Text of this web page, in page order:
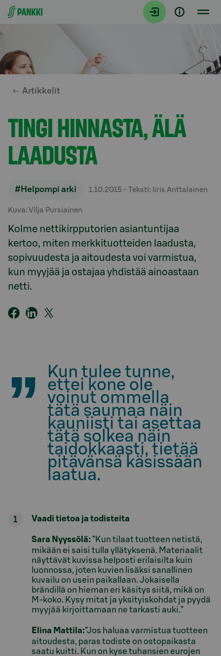
Siirry suoraan sisältöön
Artikkelit
TINGI HINNASTA, ÄLÄ
LAADUSTA
#Helpompi arki 1.10.2015 - Teksti: Iiris Anttalainen
Kuva: Vilja Pursiainen
Kolme nettikirpputorien asiantuntijaa
kertoo, miten merkkituotteiden laadusta,
sopivuudesta ja aitoudesta voi varmistua,
kun myyjää ja ostajaa yhdistää ainoastaan
netti.
Kun tulee tunne,
ettei kone ole
voinut ommella
tätä saumaa näin
kauniisti tai asettaa
tätä solkea näin
taidokkaasti, tietää
pitävänsä käsissään
laatua.
Vaadi tietoa ja todisteita
Sara Nyyssölä: ”Kun tilaat tuotteen netistä,
mikään ei saisi tulla yllätyksenä. Materiaalit
näyttävät kuvissa helposti erilaisilta kuin
luonnossa, joten kuvien lisäksi sanallinen
kuvailu on usein paikallaan. Jokaisella
brändillä on hieman eri käsitys siitä, mikä on
M-koko. Kysy mitat ja yksityiskohdat ja pyydä
myyjää kirjoittamaan ne tarkasti auki.”
Elina Mattila:”Jos haluaa varmistua tuotteen
aitoudesta, paras todiste on ostopaikasta
saatu kuitti. Kun on kyse tuhansien eurojen